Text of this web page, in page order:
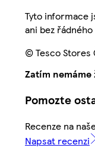
Tyto informace
ani bez
© Tesco Stores
Zatím
Pomozte
Recenze na
Napsat recenzi